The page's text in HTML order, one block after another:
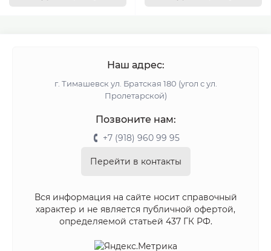
Наш адрес:
г. Тимашевск ул. Братская 180 (угол с ул.
Пролетарской)
Позвоните нам:
+7 (918) 960 99 95
Перейти в контакты
Вся информация на сайте носит справочный
характер и не является публичной офертой,
определяемой статьей 437 ГК РФ.